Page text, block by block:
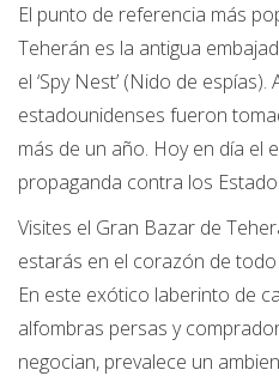
El punto de referencia más
Teherán es la antigua
el ‘Spy Nest’ (Nido de
estadounidenses fueron
más de un año. Hoy en día el
propaganda contra los
Visites el Gran Bazar de
estarás en el corazón de
En este exótico laberinto de
alfombras persas y
negocian, prevalece un